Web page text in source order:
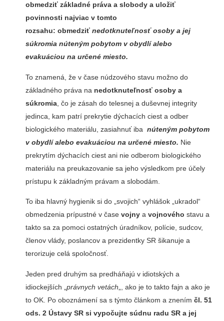
obmedziť základné práva a slobody a uložiť
povinnosti najviac v tomto
rozsahu: obmedziť nedotknuteľnosť osoby a jej
súkromia núteným pobytom v obydlí alebo
evakuáciou na určené miesto.
To znamená, že v čase núdzového stavu možno do
základného práva na nedotknuteľnosť osoby a
súkromia, čo je zásah do telesnej a duševnej integrity
jedinca, kam patrí prekrytie dýchacích ciest a odber
biologického materiálu, zasiahnuť iba núteným pobytom
v obydlí alebo evakuáciou na určené miesto. Nie
prekrytím dýchacích ciest ani nie odberom biologického
materiálu na preukazovanie sa jeho výsledkom pre účely
prístupu k základným právam a slobodám.
To iba hlavný hygienik si do „svojich“ vyhlášok „ukradol“
obmedzenia prípustné v čase vojny a vojnového stavu a
takto sa za pomoci ostatných úradníkov, polície, sudcov,
členov vlády, poslancov a prezidentky SR šikanuje a
terorizuje celá spoločnosť.
Jeden pred druhým sa predháňajú v idiotských a
idiockejších „ právnych vetách „, ako je to takto fajn a ako je
to OK. Po oboznámení sa s týmto článkom a znením čl. 51
ods. 2 Ústavy SR si vypočujte súdnu radu SR a jej